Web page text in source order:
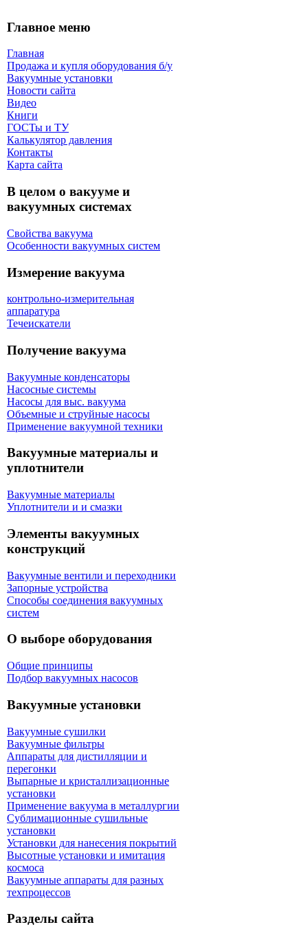
Главное меню
Главная
Продажа и купля оборудования б/y
Вакуумные установки
Новости сайта
Видео
Книги
ГОСТы и ТУ
Калькулятор давления
Контакты
Карта сaйта
В целом о вакууме и
вакуумных системах
Свойства вакуума
Особенности вакуумных систем
Измерение вакуума
контрольно-измерительная
аппаратура
Течеискатели
Получение вакуума
Вакуумные конденсаторы
Насосные системы
Насосы для выс. вакуума
Объемные и струйные насосы
Применение вакуумной техники
Вакуумные материалы и
уплотнители
Вакуумные материалы
Уплотнители и и смазки
Элементы вакуумных
конструкций
Вакуумные вентили и переходники
Запорные устройства
Способы соединения вакуумных
систем
О выборе оборудования
Общие принципы
Подбор вакуумных насосов
Вакуумные установки
Вакуумные сушилки
Вакуумные фильтры
Аппараты для дистилляции и
перегонки
Выпарные и кристаллизационные
установки
Применение вакуума в металлургии
Сублимационные сушильные
установки
Установки для нанесения покрытий
Высотные установки и имитация
космоса
Вакуумные аппараты для разных
техпроцессов
Разделы сайта